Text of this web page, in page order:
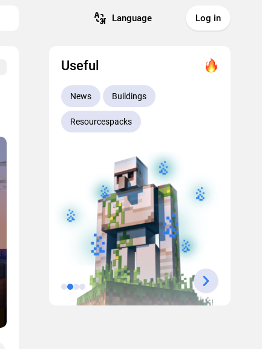
Language Log in
Useful
News Buildings
Resourcespacks